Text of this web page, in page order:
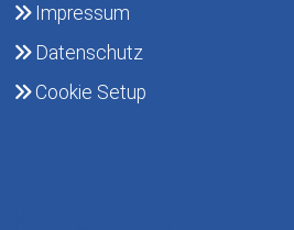
Impressum
Datenschutz
Cookie Setup